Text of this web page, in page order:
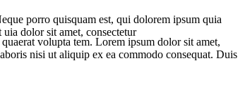
porro quisquam est, qui dolorem ipsum quia
dolor sit amet, consectetur
volupta tem. Lorem ipsum dolor sit amet,
nisi ut aliquip ex ea commodo consequat. Duis